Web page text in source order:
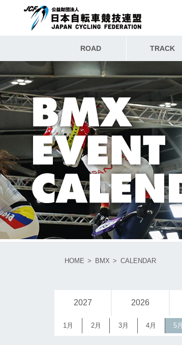
ROAD TRACK
HOME BMX CALENDAR
2027 2026
1月 2月 3月 4月 5月